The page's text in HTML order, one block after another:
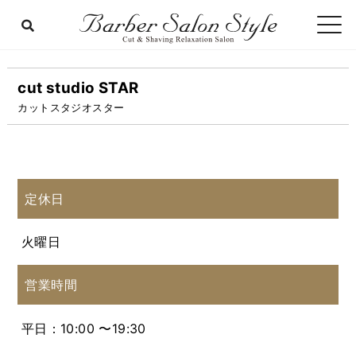
cut studio STAR
カットスタジオスター
定休日
火曜日
営業時間
平日：10:00 〜19:30